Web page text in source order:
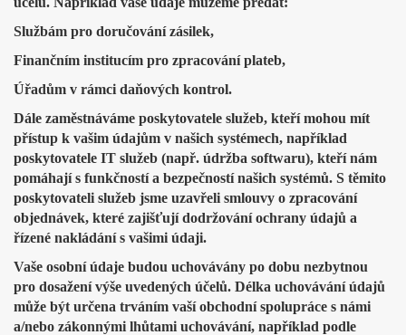
Službám pro doručování zásilek,
Finančním institucím pro zpracování plateb,
Úřadům v rámci daňových kontrol.
Dále zaměstnáváme poskytovatele služeb, kteří mohou mít
přístup k vašim údajům v našich systémech, například
poskytovatele IT služeb (např. údržba softwaru), kteří nám
pomáhají s funkčností a bezpečností našich systémů. S těmito
poskytovateli služeb jsme uzavřeli smlouvy o zpracování
objednávek, které zajišťují dodržování ochrany údajů a
řízené nakládání s vašimi údaji.
Vaše osobní údaje budou uchovávány po dobu nezbytnou
pro dosažení výše uvedených účelů. Délka uchovávání údajů
může být určena trváním vaší obchodní spolupráce s námi
a/nebo zákonnými lhůtami uchovávání, například podle